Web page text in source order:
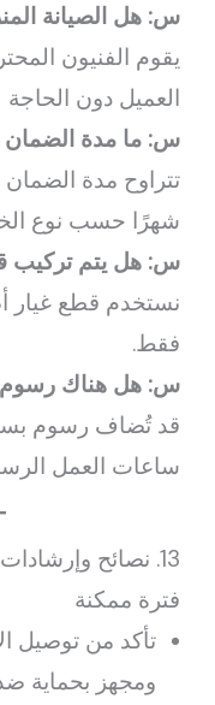
س: هل الصيانة
يقوم الفنيون
العميل دون الحاجة
س: ما مدة الضمان
تتراوح مدة
شهرًا حسب نوع
س: هل يتم تركيب
نستخدم قطع غيار
فقط.
س: هل هناك رسوم
قد تُضاف رسوم
ساعات العمل
13. نصائح
فترة ممكنة
تأكد من توصيل
ومجهز بحماية